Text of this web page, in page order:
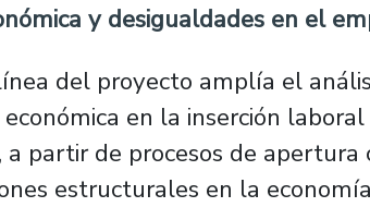
y desigualdades en el
del proyecto amplía el
en la inserción
a partir de procesos de apertura
estructurales en la